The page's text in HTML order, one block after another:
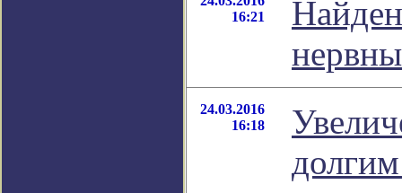
16:21
24.03.2016
16:18